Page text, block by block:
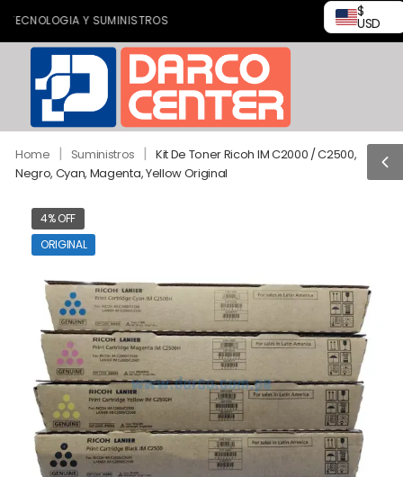
Y SUMINISTROS
$
USD
Home | Suministros | Kit De Toner Ricoh IM C2000 / C2500,
Negro, Cyan, Magenta, Yellow Original
4% OFF
ORIGINAL